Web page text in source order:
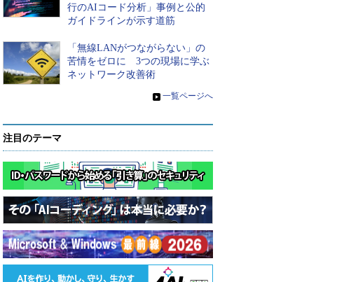
行のAIコード分析」事例と公的
ガイドラインが示す道筋
「無線LANがつながらない」の
苦情をゼロに 3つの現場に学ぶ
ネットワーク改善術
» 一覧ページへ
注目のテーマ